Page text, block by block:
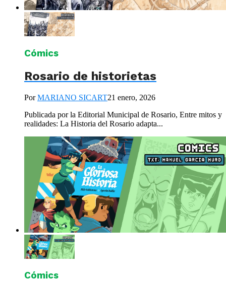
Cómics
Rosario de historietas
PorMARIANO SICART21 enero, 2026
Publicada por la Editorial Municipal de Rosario, Entre mitos y
realidades: La Historia del Rosario adapta...
Cómics